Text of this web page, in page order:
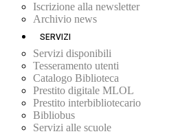
Iscrizione alla newsletter
Archivio news
SERVIZI
Servizi disponibili
Tesseramento utenti
Catalogo Biblioteca
Prestito digitale MLOL
Prestito interbibliotecario
Bibliobus
Servizi alle scuole